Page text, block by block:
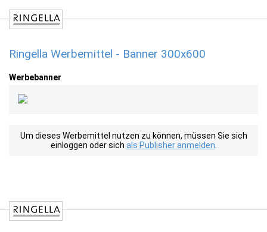
Ringella Werbemittel - Banner 300x600
Werbebanner
Um dieses Werbemittel nutzen zu können, müssen Sie sich
einloggen oder sich als Publisher anmelden